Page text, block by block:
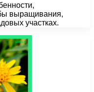
выращивания,
участках.